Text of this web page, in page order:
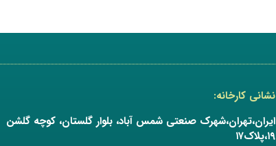
نشانی کارخانه:
ایران،تهران،شهرک صنعتی شمس آباد، بلوار گلستان، کوچه گلشن
۱۹،پلاک۱۷